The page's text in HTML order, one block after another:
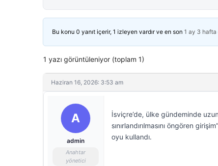
Bu konu 0 yanıt içerir, 1 izleyen vardır ve en son 1 ay 3 hafta
1 yazı görüntüleniyor (toplam 1)
Haziran 16, 2026: 3:53 am
A
admin
Anahtar
yönetici
İsviçre’de, ülke gündeminde
sınırlandırılmasını öngören
oyu kullandı.